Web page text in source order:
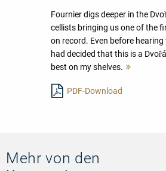
Fournier digs deeper in the
cellists bringing us one of the
on record. Even before
had decided that this is a
best on my shelves.
PDF-Download
Mehr von den